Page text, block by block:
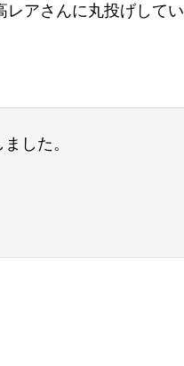
レアさんに丸投げしてい
した。